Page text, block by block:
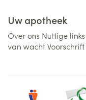
Uw apotheek
Over ons Nuttige links
van wachtVoorschrift